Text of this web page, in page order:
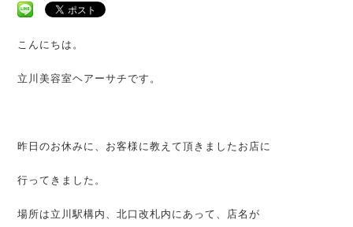
こんにちは。
立川美容室ヘアーサチです。
昨日のお休みに、お客様に教えて頂きましたお店に
行ってきました。
場所は立川駅構内、北口改札内にあって、店名が